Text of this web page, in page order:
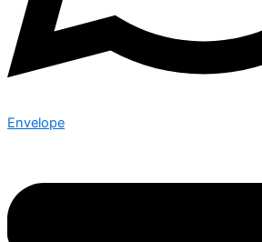
Envelope